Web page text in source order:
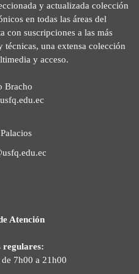
y actualizada colección
en todas las áreas del
con suscripciones a las más
una extensa colección
y acceso.
Bracho
Atención
regulares:
7h00 a 21h00